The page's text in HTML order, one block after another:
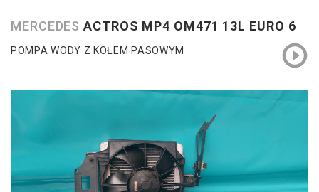
MERCEDESACTROS MP4 OM471 13L EURO 6
POMPA WODY Z KOŁEM PASOWYM